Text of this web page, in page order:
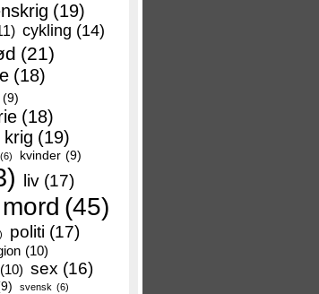
(19)
cykling (14)
(21)
(18)
(9)
(18)
krig (19)
(6) kvinder (9)
liv (17)
mord (45)
politi (17)
(10)
(10) sex (16)
svensk (6)